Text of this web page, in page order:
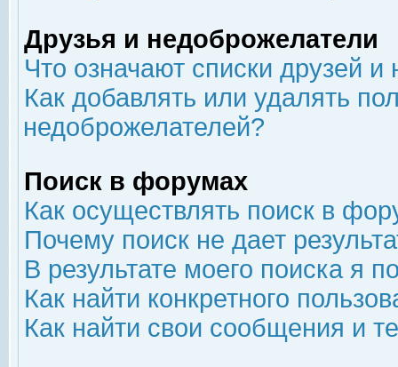
Друзья и недоброжелатели
Что означают списки друзей
Как добавлять или удалять
недоброжелателей?
Поиск в форумах
Как осуществлять поиск в
Почему поиск не дает
В результате моего поиска я
Как найти конкретного
Как найти свои сообщения и